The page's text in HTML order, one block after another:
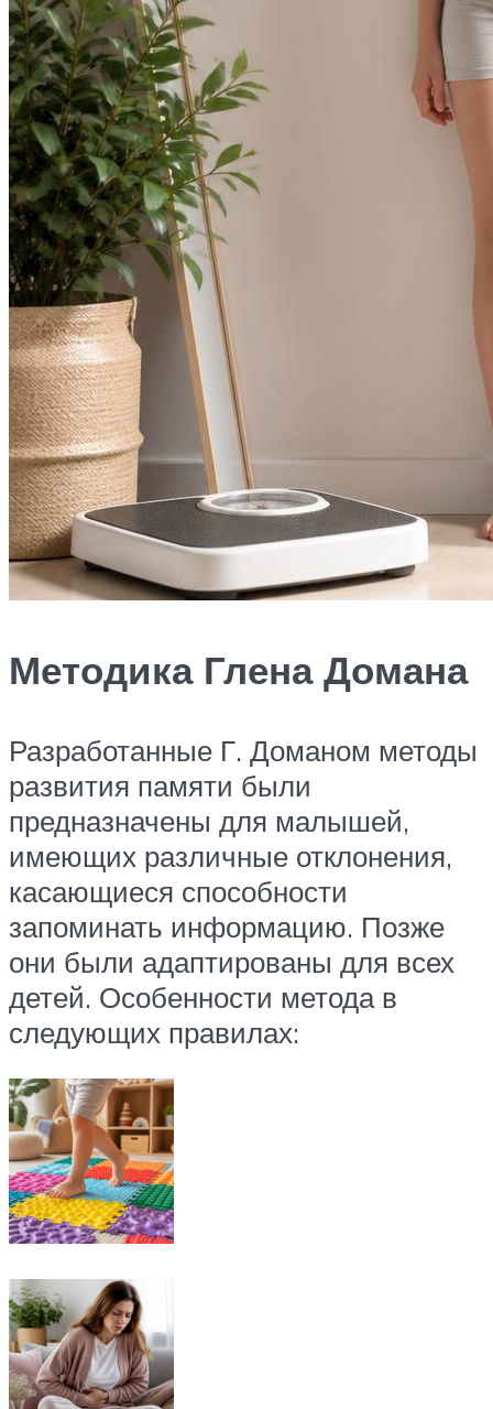
Методика Глена Домана
Разработанные Г. Доманом методы
развития памяти были
предназначены для малышей,
имеющих различные отклонения,
касающиеся способности
запоминать информацию. Позже
они были адаптированы для всех
детей. Особенности метода в
следующих правилах: